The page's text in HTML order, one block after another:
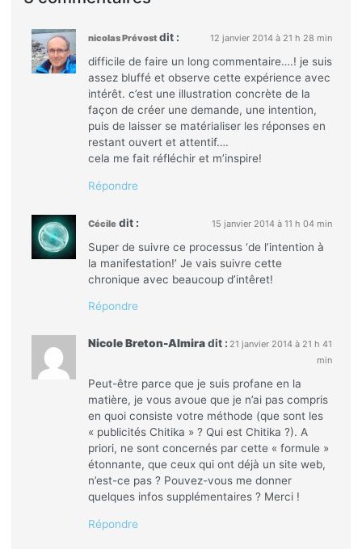
nicolas Prévost dit : 12 janvier 2014 à 21 h 28 min
difficile de faire un long commentaire….! je suis
assez bluffé et observe cette expérience avec
intérêt. c’est une illustration concrète de la
façon de créer une demande, une intention,
puis de laisser se matérialiser les réponses en
restant ouvert et attentif….
cela me fait réfléchir et m’inspire!
Répondre
Cécile dit : 15 janvier 2014 à 11 h 04 min
Super de suivre ce processus ‘de l’intention à
la manifestation!’ Je vais suivre cette
chronique avec beaucoup d’intêret!
Répondre
Nicole Breton-Almira dit : 21 janvier 2014 à 21 h 41
min
Peut-être parce que je suis profane en la
matière, je vous avoue que je n’ai pas compris
en quoi consiste votre méthode (que sont les
« publicités Chitika » ? Qui est Chitika ?). A
priori, ne sont concernés par cette « formule »
étonnante, que ceux qui ont déjà un site web,
n’est-ce pas ? Pouvez-vous me donner
quelques infos supplémentaires ? Merci !
Répondre